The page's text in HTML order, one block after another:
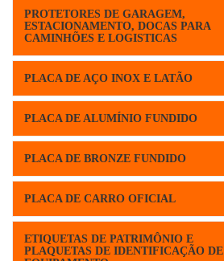
PROTETORES DE GARAGEM,
ESTACIONAMENTO, DOCAS PARA
CAMINHÕES E LOGISTICAS
PLACA DE AÇO INOX E LATÃO
PLACA DE ALUMÍNIO FUNDIDO
PLACA DE BRONZE FUNDIDO
PLACA DE CARRO OFICIAL
ETIQUETAS DE PATRIMÔNIO E
PLAQUETAS DE IDENTIFICAÇÃO DE